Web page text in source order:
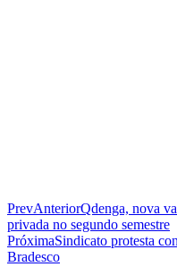
PrevAnteriorQdenga, nova
privada no segundo semestre
PróximaSindicato protesta
Bradesco